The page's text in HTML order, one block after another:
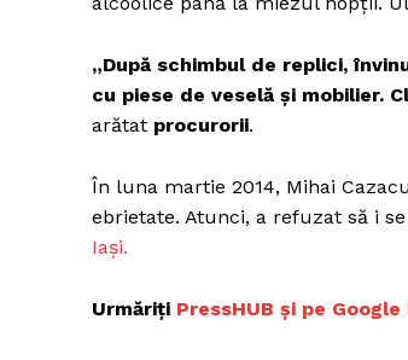
„După schimbul de replici,
cu piese de veselă şi mobilier.
arătat procurorii.
În luna martie 2014, Mihai
ebrietate. Atunci, a refuzat să i
Iași.
Urmăriți PressHUB și pe Google